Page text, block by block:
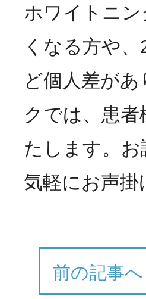
ホワイトニ
くなる方や
ど個人差が
クでは、患
たします。
気軽にお声掛
前の記事へ